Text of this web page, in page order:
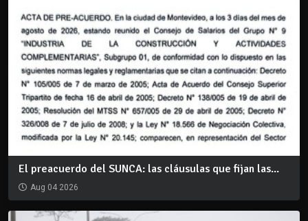
El preacuerdo del SUNCA: las cláusulas que fijan las...
Aug 04 2026